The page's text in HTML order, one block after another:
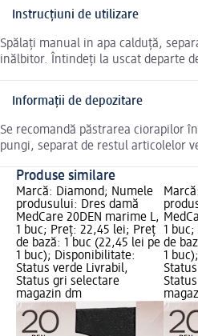
Instrucțiuni de utilizare
Spălați manual in apa calduță,
inălbitor. Întindeți la uscat departe
Informații de depozitare
Se recomandă păstrarea ciorapilor
pungi, separat de restul articolelor
Produse similare
Marcă: Diamond; Numele
produsului: Dres damă
MedCare 20DEN marime L,
1 buc; Preț: 22,45 lei; Preț
de bază: 1 buc (22,45 lei pe
1 buc); Disponibilitate:
Status verde Livrabil,
Status gri selectare
magazin dm
1
de
1